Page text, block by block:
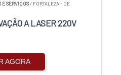
E SERVIÇOS/ FORTALEZA - CE
A LASER 220V
AGORA